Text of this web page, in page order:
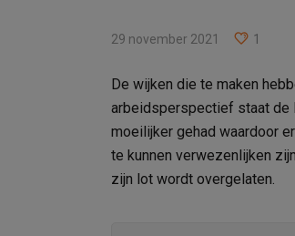
29 november 2021 1
De wijken die te maken
arbeidsperspectief staat de
moeilijker gehad waardoor
te kunnen verwezenlijken
zijn lot wordt overgelaten.